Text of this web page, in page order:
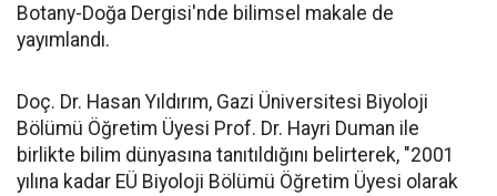
Botany-Doğa Dergisi'nde bilimsel makale de
yayımlandı.
Doç. Dr. Hasan Yıldırım, Gazi Üniversitesi Biyoloji
Bölümü Öğretim Üyesi Prof. Dr. Hayri Duman ile
birlikte bilim dünyasına tanıtıldığını belirterek, "2001
yılına kadar EÜ Biyoloji Bölümü Öğretim Üyesi olarak